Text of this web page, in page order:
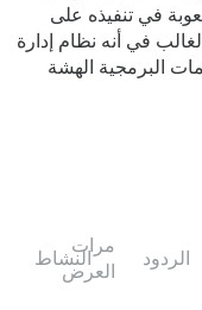
في تنفيذه على
في أنه نظام إدارة
البرمجية الهشة
الردود
مرات
العرض
النشاط